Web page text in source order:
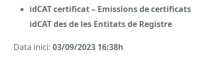
idCAT certificat – Emissions de certificats
idCAT des de les Entitats de Registre
Data inici: 03/09/2023 16:38h